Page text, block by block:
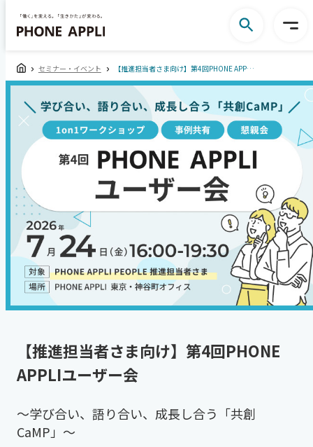
セミナー・イベント 【推進担当者さま向け】第4回PHONE APPLIユーザー会
【推進担当者さま向け】第4回PHONE
APPLIユーザー会
〜学び合い、語り合い、成長し合う「共創
CaMP」〜